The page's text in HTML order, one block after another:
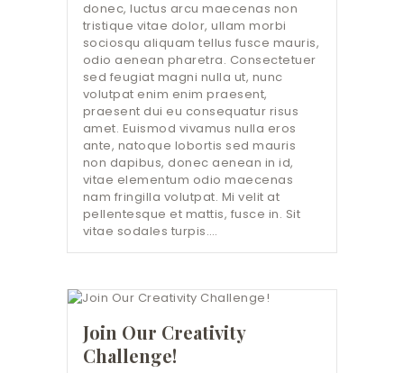
donec, luctus arcu maecenas non
tristique vitae dolor, ullam morbi
sociosqu aliquam tellus fusce mauris,
odio aenean pharetra. Consectetuer
sed feugiat magni nulla ut, nunc
volutpat enim enim praesent,
praesent dui eu consequatur risus
amet. Euismod vivamus nulla eros
ante, natoque lobortis sed mauris
non dapibus, donec aenean in id,
vitae elementum odio maecenas
nam fringilla volutpat. Mi velit at
pellentesque et mattis, fusce in. Sit
vitae sodales turpis.…
Join Our Creativity
Challenge!